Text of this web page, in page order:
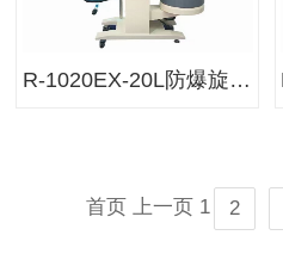
R-1020EX-20L防爆旋转蒸发仪
首页 上一页 1 2